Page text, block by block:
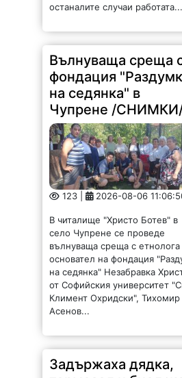
останалите случаи работата...
Вълнуваща среща
фондация
на седянка" в
Чупрене /
123 | 2026-08-06
В читалище "Христо Ботев" в
село Чупрене се проведе
вълнуваща среща с етнолога
основател на фондация
на седянка" Незабравка
от Софийския университет
Климент Охридски", Тихомир
Асенов...
Задържаха дядка,